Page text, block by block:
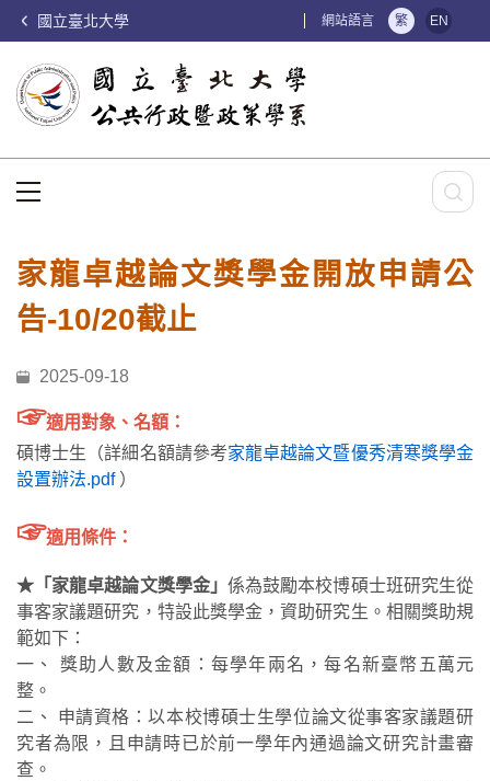
國立臺北大學 網站語言 繁 EN
家龍卓越論文獎學金開放申請公
告-10/20截止
2025-09-18
☞適用對象、名額：
碩博士生（詳細名額請參考家龍卓越論文暨優秀清寒獎學金
設置辦法.pdf）
☞適用條件：
★「家龍卓越論文獎學金」 係為鼓勵本校博碩士班研究生從
事客家議題研究，特設此獎學金，資助研究生。相關獎助規
範如下：
一、 獎助人數及金額：每學年兩名，每名新臺幣五萬元
整。
二、 申請資格：以本校博碩士生學位論文從事客家議題研
究者為限，且申請時已於前一學年內通過論文研究計畫審
查。